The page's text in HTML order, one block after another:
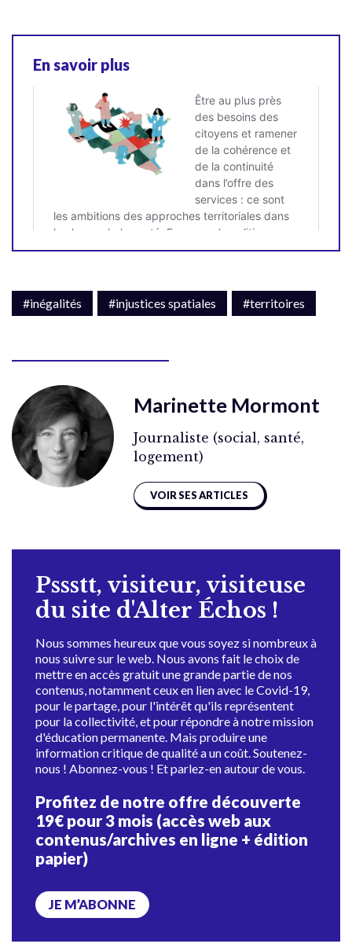
En savoir plus
#inégalités #injustices spatiales #territoires
Marinette Mormont
Journaliste (social, santé,
logement)
VOIR SES ARTICLES
Pssstt, visiteur, visiteuse
du site d'Alter Échos !
Nous sommes heureux que vous soyez si nombreux à
nous suivre sur le web. Nous avons fait le choix de
mettre en accès gratuit une grande partie de nos
contenus, notamment ceux en lien avec le Covid-19,
pour le partage, pour l'intérêt qu'ils représentent
pour la collectivité, et pour répondre à notre mission
d'éducation permanente. Mais produire une
information critique de qualité a un coût. Soutenez-
nous ! Abonnez-vous ! Et parlez-en autour de vous.
Profitez de notre offre découverte
19€ pour 3 mois (accès web aux
contenus/archives en ligne + édition
papier)
JE M’ABONNE